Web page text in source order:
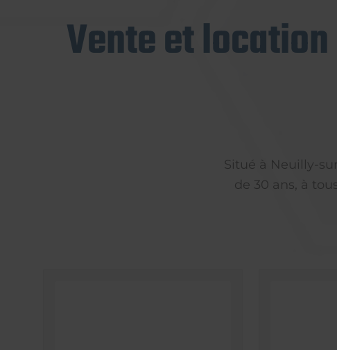
Vente et
Situé à Neuilly-
de 30 ans, à